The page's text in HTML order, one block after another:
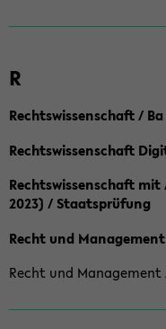
R
Rechtswissenschaft / Ba
Rechtswissenschaft
Rechtswissenschaft mit
2023) / Staatsprüfung
Recht und
Recht und Management